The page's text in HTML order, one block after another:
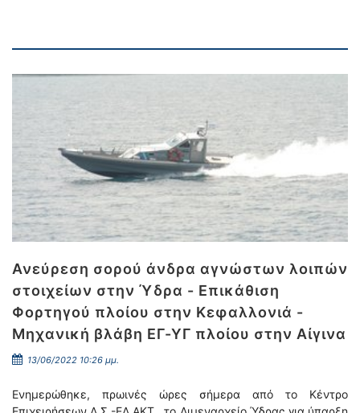
Ανεύρεση σορού άνδρα αγνώστων λοιπών
στοιχείων στην Ύδρα - Επικάθιση
Φορτηγού πλοίου στην Κεφαλλονιά -
Μηχανική βλάβη ΕΓ-ΥΓ πλοίου στην Αίγινα
13/06/2022 10:26 μμ.
Ενημερώθηκε, πρωινές ώρες σήμερα από το Κέντρο